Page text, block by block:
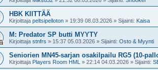
HBK KIITTÄÄ
Kirjoittaja peltsipelloton » 19:39 08.03.2026 » Sijainti: Kaisa
M: Predator SP butti MYYTY
Kirjoittaja stnfrs » 15:37 05.03.2026 » Sijainti: Osto & Myynti
Seniorien MN45-sarjan osakilpailu RG5 (10-
Kirjoittaja Players Room HML » 22:14 04.03.2026 » Sijainti: